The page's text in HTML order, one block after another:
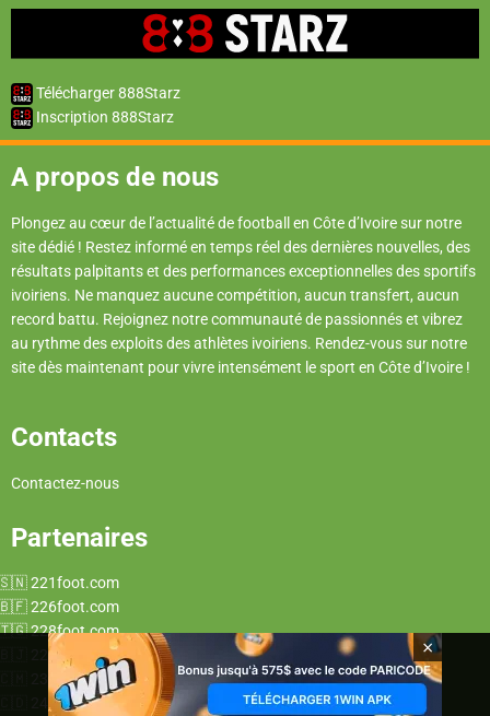
Télécharger 888Starz
Inscription 888Starz
A propos de nous
Plongez au cœur de l’actualité de football en Côte d’Ivoire sur notre
site dédié ! Restez informé en temps réel des dernières nouvelles, des
résultats palpitants et des performances exceptionnelles des sportifs
ivoiriens. Ne manquez aucune compétition, aucun transfert, aucun
record battu. Rejoignez notre communauté de passionnés et vibrez
au rythme des exploits des athlètes ivoiriens. Rendez-vous sur notre
site dès maintenant pour vivre intensément le sport en Côte d’Ivoire !
Contacts
Contactez-nous
Partenaires
221foot.com
226foot.com
228foot.com
229foot.com
237foot.com
243foot.com
×